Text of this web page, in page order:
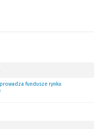
fundusze rynku